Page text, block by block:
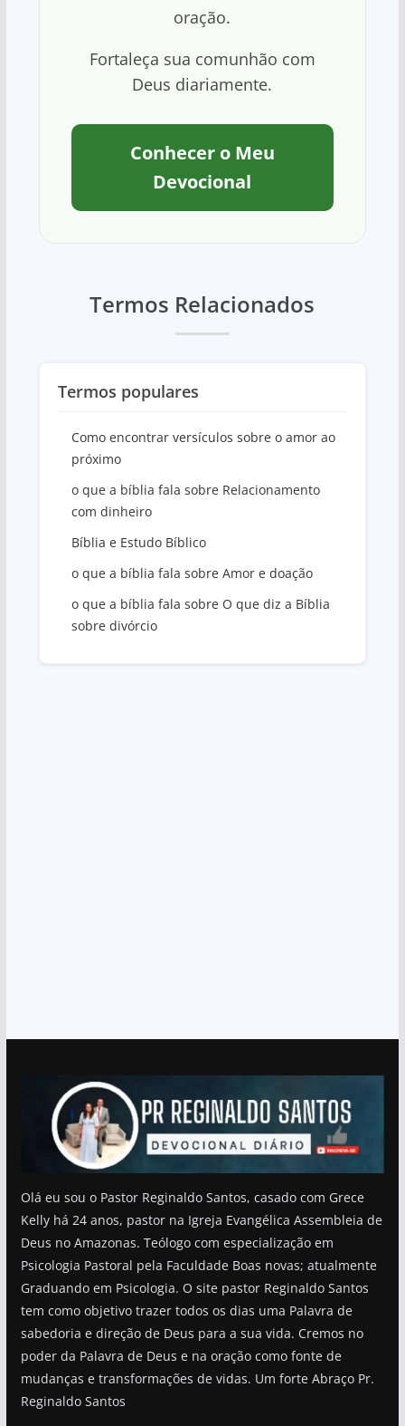
oração.
Fortaleça sua comunhão com
Deus diariamente.
Conhecer o Meu
Devocional
Termos Relacionados
Termos populares
Como encontrar versículos sobre o amor ao
próximo
o que a bíblia fala sobre Relacionamento
com dinheiro
Bíblia e Estudo Bíblico
o que a bíblia fala sobre Amor e doação
o que a bíblia fala sobre O que diz a Bíblia
sobre divórcio
Olá eu sou o Pastor Reginaldo Santos, casado com Grece
Kelly há 24 anos, pastor na Igreja Evangélica Assembleia de
Deus no Amazonas. Teólogo com especialização em
Psicologia Pastoral pela Faculdade Boas novas; atualmente
Graduando em Psicologia. O site pastor Reginaldo Santos
tem como objetivo trazer todos os dias uma Palavra de
sabedoria e direção de Deus para a sua vida. Cremos no
poder da Palavra de Deus e na oração como fonte de
mudanças e transformações de vidas. Um forte Abraço Pr.
Reginaldo Santos